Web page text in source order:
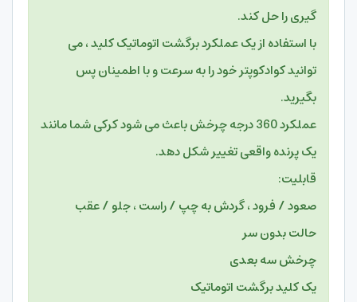
گیری را حل کند.
با استفاده از یک عملکرد برگشت اتوماتیک کلید ، می
توانید کوادکوپتر خود را به سرعت و با اطمینان پس
بگیرید.
عملکرد 360 درجه چرخش باعث می شود کرکی شما مانند
یک پرنده واقعی تغییر شکل دهد.
قابلیت:
صعود / فرود ، گردش به چپ / راست ، جلو / عقب
حالت بدون سر
چرخش سه بعدی
یک کلید برگشت اتوماتیک